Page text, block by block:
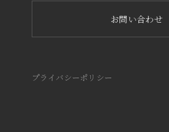
お問い合わせ
プライバシーポリシー